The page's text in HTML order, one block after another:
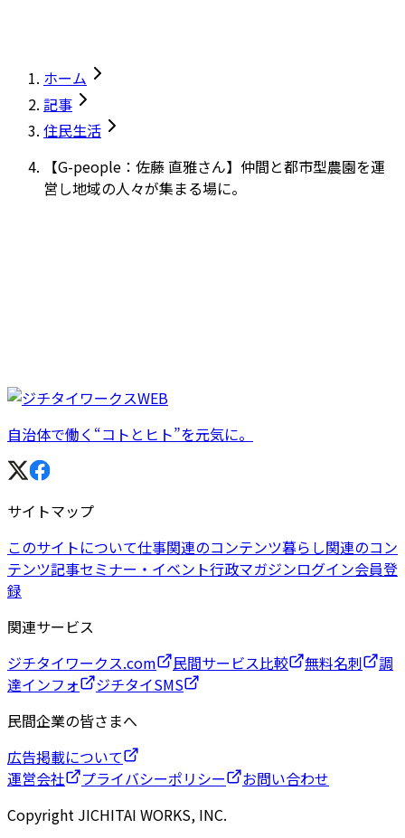
ホーム
記事
住民生活
【G-people：佐藤 直雅さん】仲間と都市型農園を運
営し地域の人々が集まる場に。
自治体で働く“コトとヒト”を元気に。
サイトマップ
このサイトについて仕事関連のコンテンツ暮らし関連のコン
テンツ記事セミナー・イベント行政マガジンログイン会員登
録
関連サービス
ジチタイワークス.com
民間サービス比較 無料名刺
調
達インフォ
ジチタイSMS
民間企業の皆さまへ
広告掲載について
運営会社
プライバシーポリシー
お問い合わせ
Copyright JICHITAI WORKS, INC.